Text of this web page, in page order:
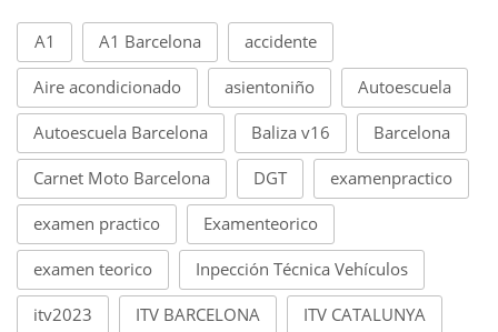
A1 A1 Barcelona accidente
Aire acondicionado asientoniño Autoescuela
Autoescuela Barcelona Baliza v16 Barcelona
Carnet Moto Barcelona DGT examenpractico
examen practico Examenteorico
examen teorico Inpección Técnica Vehículos
itv2023 ITV BARCELONA ITV CATALUNYA